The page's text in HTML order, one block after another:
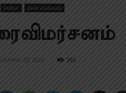
சினிமா திரை விமர்சனம்
29, 2024 265